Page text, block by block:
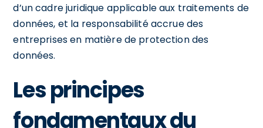
d’un cadre juridique applicable aux traitements de
données, et la responsabilité accrue des
entreprises en matière de protection des
données.
Les principes
fondamentaux du